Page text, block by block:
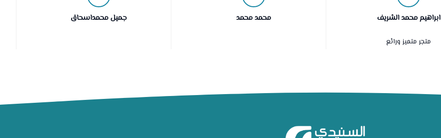
ابراهيم محمد الشريف
متجر متميز ورائع
محمد محمد جميل محمداسحاق